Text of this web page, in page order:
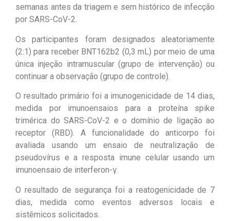
semanas antes da triagem e sem histórico de infecção
por SARS-CoV-2.
Os participantes foram designados aleatoriamente
(2:1) para receber BNT162b2 (0,3 mL) por meio de uma
única injeção intramuscular (grupo de intervenção) ou
continuar a observação (grupo de controle).
O resultado primário foi a imunogenicidade de 14 dias,
medida por imunoensaios para a proteína spike
trimérica do SARS-CoV-2 e o domínio de ligação ao
receptor (RBD). A funcionalidade do anticorpo foi
avaliada usando um ensaio de neutralização de
pseudovírus e a resposta imune celular usando um
imunoensaio de interferon-γ.
O resultado de segurança foi a reatogenicidade de 7
dias, medida como eventos adversos locais e
sistêmicos solicitados.